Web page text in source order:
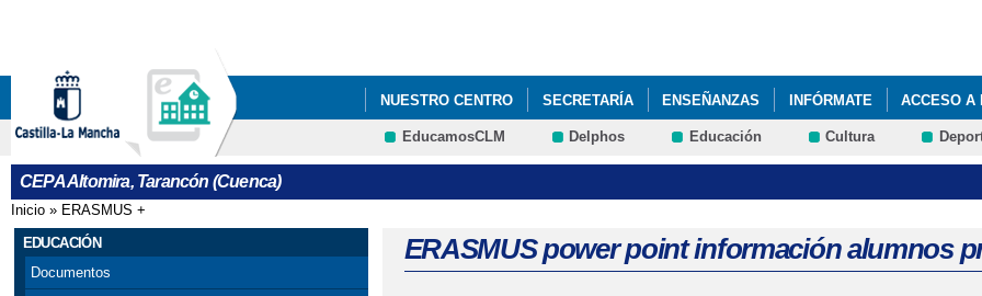
NUESTRO CENTRO SECRETARÍA ENSEÑANZAS INFÓRMATE ACCESO A
GARANTÍA JUVENIL DE FP BÁSICA DE ACTIVIDADES AUXILIARES DE AGRICULTURA.
EducamosCLM Delphos Educación Cultura
CEPA Altomira, Tarancón (Cuenca)
Se encuentra usted aquí
Inicio » ERASMUS +
EDUCACIÓN
Documentos
ERASMUS power point información alumnos